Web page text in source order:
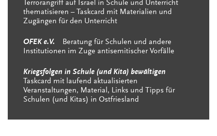
Terrorangriff auf Israel in Schule und Unterricht
thematisieren – Taskcard mit Materialien und
Zugängen für den Unterricht
OFEK e.V. Beratung für Schulen und andere
Institutionen im Zuge antisemitischer Vorfälle
Kriegsfolgen in Schule (und Kita) bewältigen
Taskcard mit laufend aktualisierten
Veranstaltungen, Material, Links und Tipps für
Schulen (und Kitas) in Ostfriesland